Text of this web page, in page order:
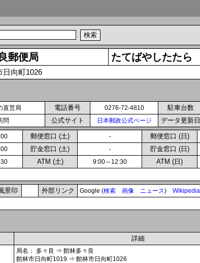
郵便局 たてばやしたたら
日向町1026
直営局 電話番号 0276-72-4810 駐車台数
問 公式サイト 日本郵政公式ページ データ更新日
郵便窓口 (土) - 郵便窓口 (日)
貯金窓口 (土) - 貯金窓口 (日)
ATM (土) 9:00～12:30 ATM (日)
景印 外部リンク Google (検索 画像 ニュース) Wikipedia
詳細
局名： 多々良 ⇒ 館林多々良
館林市日向町1019 ⇒ 館林市日向町1026